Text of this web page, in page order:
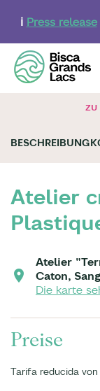
content
ℹ️ Press release
ZU
BESCHREIBUNG
Atelier
Atelier
Caton,
Die karte
Preise
Tarifa reducida